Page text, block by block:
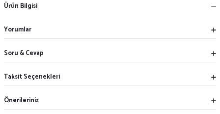
Ürün Bilgisi
Yorumlar
Soru & Cevap
Taksit Seçenekleri
Önerileriniz